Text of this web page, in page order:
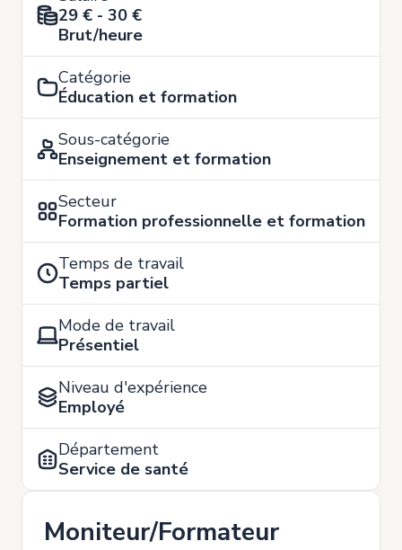
29 € - 30 €
Brut/heure
Catégorie
Éducation et formation
Sous-catégorie
Enseignement et formation
Secteur
Formation professionnelle et formation
Temps de travail
Temps partiel
Mode de travail
Présentiel
Niveau d'expérience
Employé
Département
Service de santé
Moniteur/Formateur